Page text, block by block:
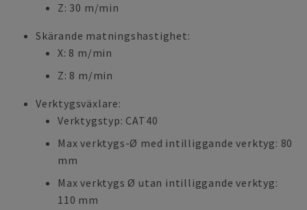
Z: 30 m/min
Skärande matningshastighet:
X: 8 m/min
Z: 8 m/min
Verktygsväxlare:
Verktygstyp: CAT40
Max verktygs-Ø med intilliggande verktyg: 80
mm
Max verktygs Ø utan intilliggande verktyg:
110 mm